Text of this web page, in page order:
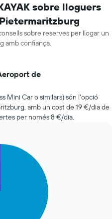
sobre lloguers
sobre reserves per llogar un
amb confiança.
de
Mini Car o similars) són l'opció
amb un cost de 19 €/dia de
per només 8 €/dia.